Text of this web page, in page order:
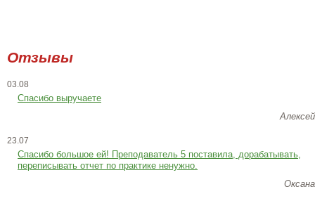
Отзывы
03.08
Спасибо выручаете
Алексей
23.07
Cпасибо большое ей! Преподаватель 5 поставила, дорабатывать,
переписывать отчет по практике ненужно.
Оксана